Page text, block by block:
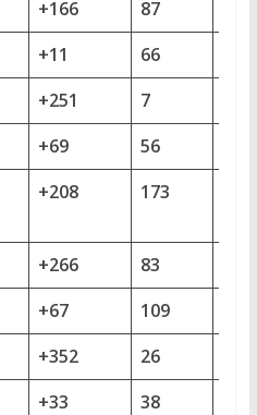
+166 87
+11 66
+251 7
+69 56
+208 173
+266 83
+67 109
+352 26
+33 38